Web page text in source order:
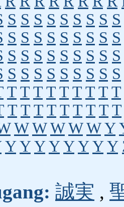
S S S S S S S S S
S S S S S S S S S
S S S S S S S S S
S S S S S S S S S
T T T T T T T T T
T T T T T T T T T
W W W W W Y
Y Y Y Y Y Y Y Y
誠実 ,